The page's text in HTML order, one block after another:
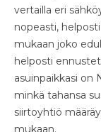
vertailla eri
nopeasti,
mukaan joko
helposti
asuinpaikkasi on
minkä tahansa
siirtoyhtiö
mukaan.